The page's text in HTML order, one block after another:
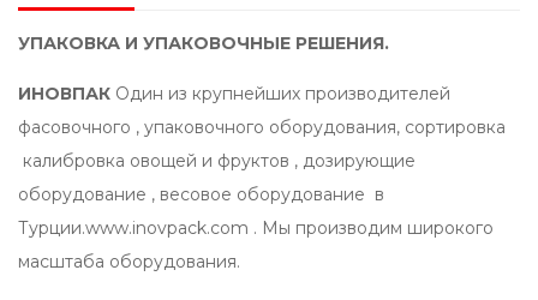
УПАКОВКА И УПАКОВОЧНЫЕ РЕШЕНИЯ.
ИНОВПАК Один из крупнейших производителей
фасовочного , упаковочного оборудования, сортировка
калибровка овощей и фруктов , дозирующие
оборудование , весовое оборудование в
Турции.www.inovpack.com . Мы производим широкого
масштаба оборудования.